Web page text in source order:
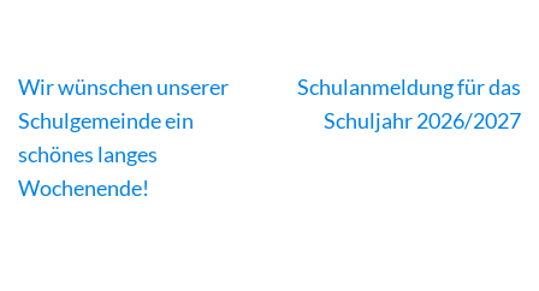
Beitragsnavigation
Wir wünschen unserer
Schulgemeinde ein
schönes langes
Wochenende!
Schulanmeldung für das
Schuljahr 2026/2027